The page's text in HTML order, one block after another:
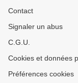
Contact
Signaler un abus
C.G.U.
Cookies et données
Préférences cookies